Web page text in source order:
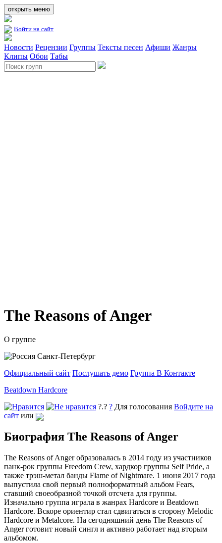
открыть меню
Войти на сайт
Новости Рецензии Группы Тексты песен Афиши Жанры
Клипы Обои Табы
The Reasons of Anger
О группе
Санкт-Петербург
Официальный сайт Послушать демо Группа В Контакте
Beatdown Hardcore
?.? ? Для голосования Войдите на
сайт или
Биография The Reasons of Anger
The Reasons of Anger образовалась в 2014 году из участников
панк-рок группы Freedom Crew, хардкор группы Self Pride, а
также трэш-метал банды Flame of Nightmare. 1 июня 2017 года
выпустила свой первый полноформатный альбом Fears,
ставший своеобразной точкой отсчета для группы.
Изначально группа играла в жанрах Hardcore и Beatdown
Hardcore. Вскоре ориентир стал сдвигаться в сторону Melodic
Hardcore и Metalcore. На сегодняшний день The Reasons of
Anger готовит новый сингл и активно работает над вторым
альбомом.